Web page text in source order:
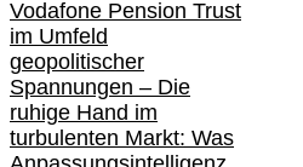
Vodafone Pension Trust
im Umfeld
geopolitischer
Spannungen – Die
ruhige Hand im
turbulenten Markt: Was